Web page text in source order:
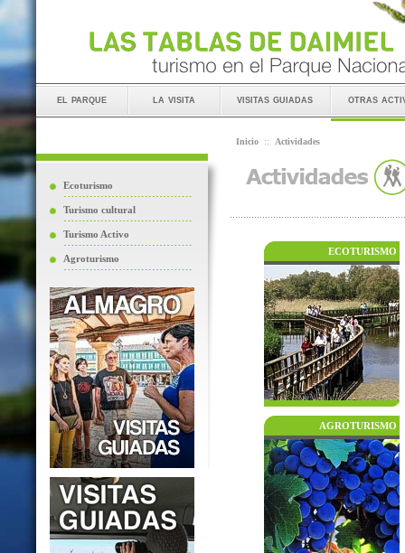
el parque la visita visitas guiadas otras
Ecoturismo
Turismo cultural
Turismo Activo
Agroturismo
Inicio :: Actividades
ECOTURISMO
AGROTURISMO